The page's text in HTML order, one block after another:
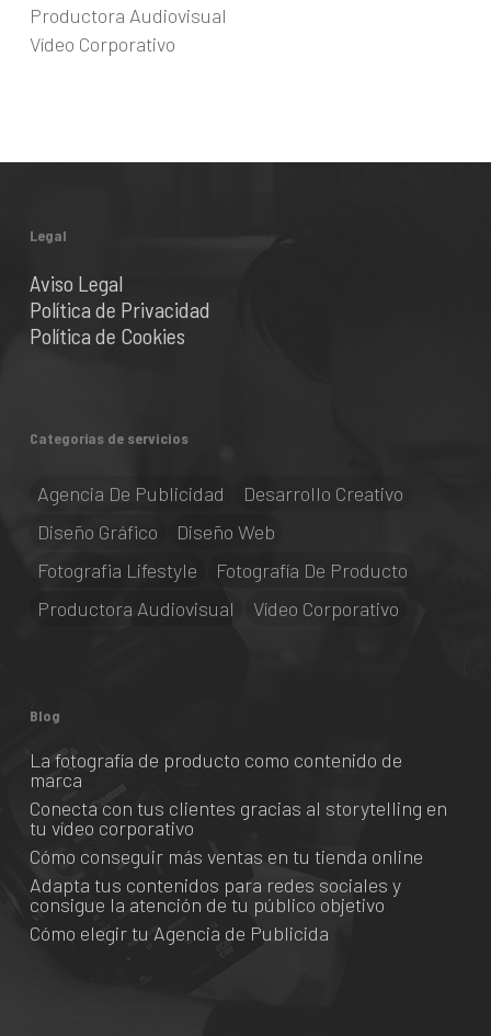
Productora Audiovisual
Vídeo Corporativo
Legal
Aviso Legal
Política de Privacidad
Política de Cookies
Categorías de servicios
Agencia De Publicidad
Desarrollo Creativo
Diseño Gráfico
Diseño Web
Fotografia Lifestyle
Fotografía De Producto
Productora Audiovisual
Vídeo Corporativo
Blog
La fotografía de producto como contenido de
marca
Conecta con tus clientes gracias al storytelling en
tu vídeo corporativo
Cómo conseguir más ventas en tu tienda online
Adapta tus contenidos para redes sociales y
consigue la atención de tu público objetivo
Cómo elegir tu Agencia de Publicida